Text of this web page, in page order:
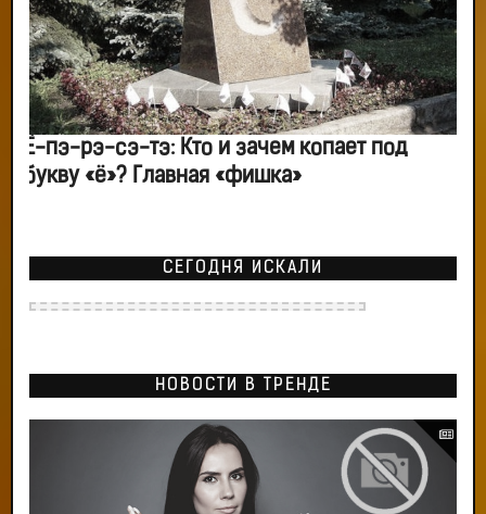
Ё-пэ-рэ-сэ-тэ: Кто и зачем копает под
букву «ё»? Главная «фишка»
СЕГОДНЯ ИСКАЛИ
НОВОСТИ В ТРЕНДЕ